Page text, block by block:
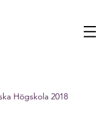
Högskola 2018